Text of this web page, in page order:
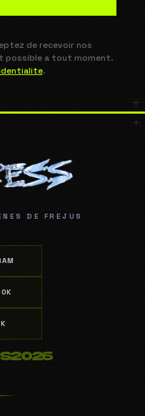
de recevoir nos
possible a tout moment.
.
DE FREJUS